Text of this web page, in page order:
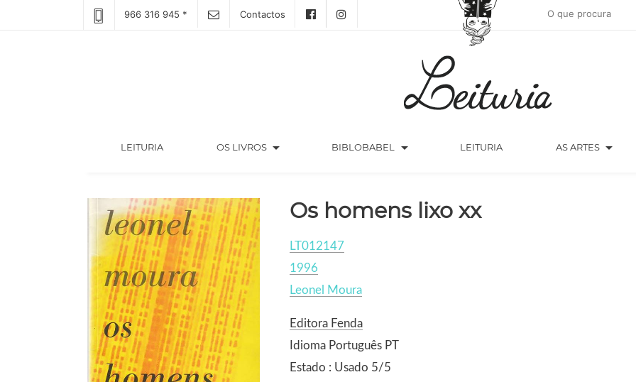
966 316 945 * Contactos
LEITURIA(CURRENT) OS LIVROS arrow_drop_down BIBLOBABEL arrow_drop_down LEITURIA AS ARTES arrow_drop_down
Os homens lixo xx
LT012147
1996
Leonel Moura
Editora Fenda
Idioma Português PT
Estado : Usado 5/5